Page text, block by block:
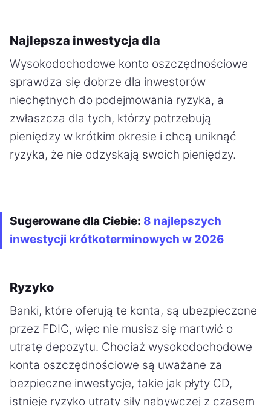
Najlepsza inwestycja dla
Wysokodochodowe konto oszczędnościowe
sprawdza się dobrze dla inwestorów
niechętnych do podejmowania ryzyka, a
zwłaszcza dla tych, którzy potrzebują
pieniędzy w krótkim okresie i chcą uniknąć
ryzyka, że nie odzyskają swoich pieniędzy.
Sugerowane dla Ciebie: 8 najlepszych
inwestycji krótkoterminowych w 2026
Ryzyko
Banki, które oferują te konta, są ubezpieczone
przez FDIC, więc nie musisz się martwić o
utratę depozytu. Chociaż wysokodochodowe
konta oszczędnościowe są uważane za
bezpieczne inwestycje, takie jak płyty CD,
istnieje ryzyko utraty siły nabywczej z czasem